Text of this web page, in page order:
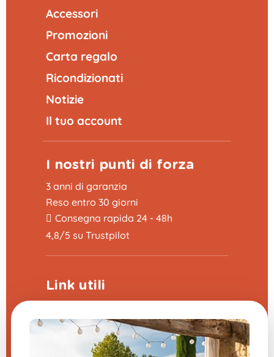
Accessori
Promozioni
Carta regalo
Ricondizionati
Notizie
Il tuo account
I nostri punti di forza
3 anni di garanzia
Reso entro 30 giorni
Consegna rapida 24 - 48h
4,8/5 su Trustpilot
Link utili
La fiera delle domande frequenti